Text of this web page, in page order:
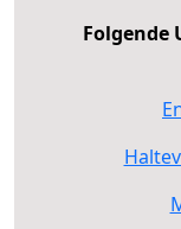
Folgende